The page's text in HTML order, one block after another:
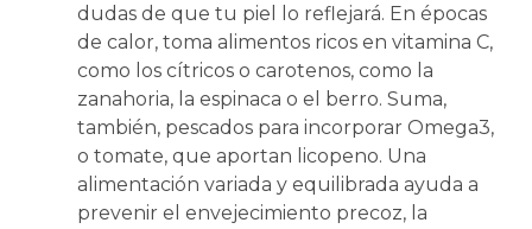
dudas de que tu piel lo reflejará. En épocas
de calor, toma alimentos ricos en vitamina C,
como los cítricos o carotenos, como la
zanahoria, la espinaca o el berro. Suma,
también, pescados para incorporar Omega3,
o tomate, que aportan licopeno. Una
alimentación variada y equilibrada ayuda a
prevenir el envejecimiento precoz, la